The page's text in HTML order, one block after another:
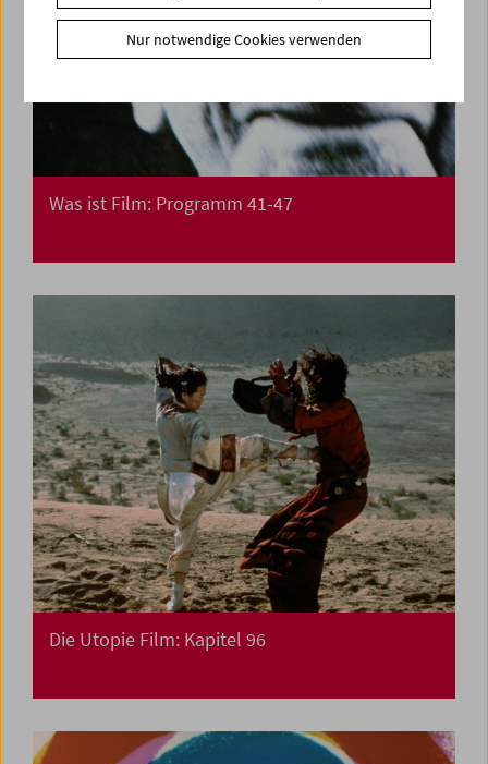
Was ist Film: Programm 41-47
Die Utopie Film: Kapitel 96
Nur notwendige Cookies verwenden